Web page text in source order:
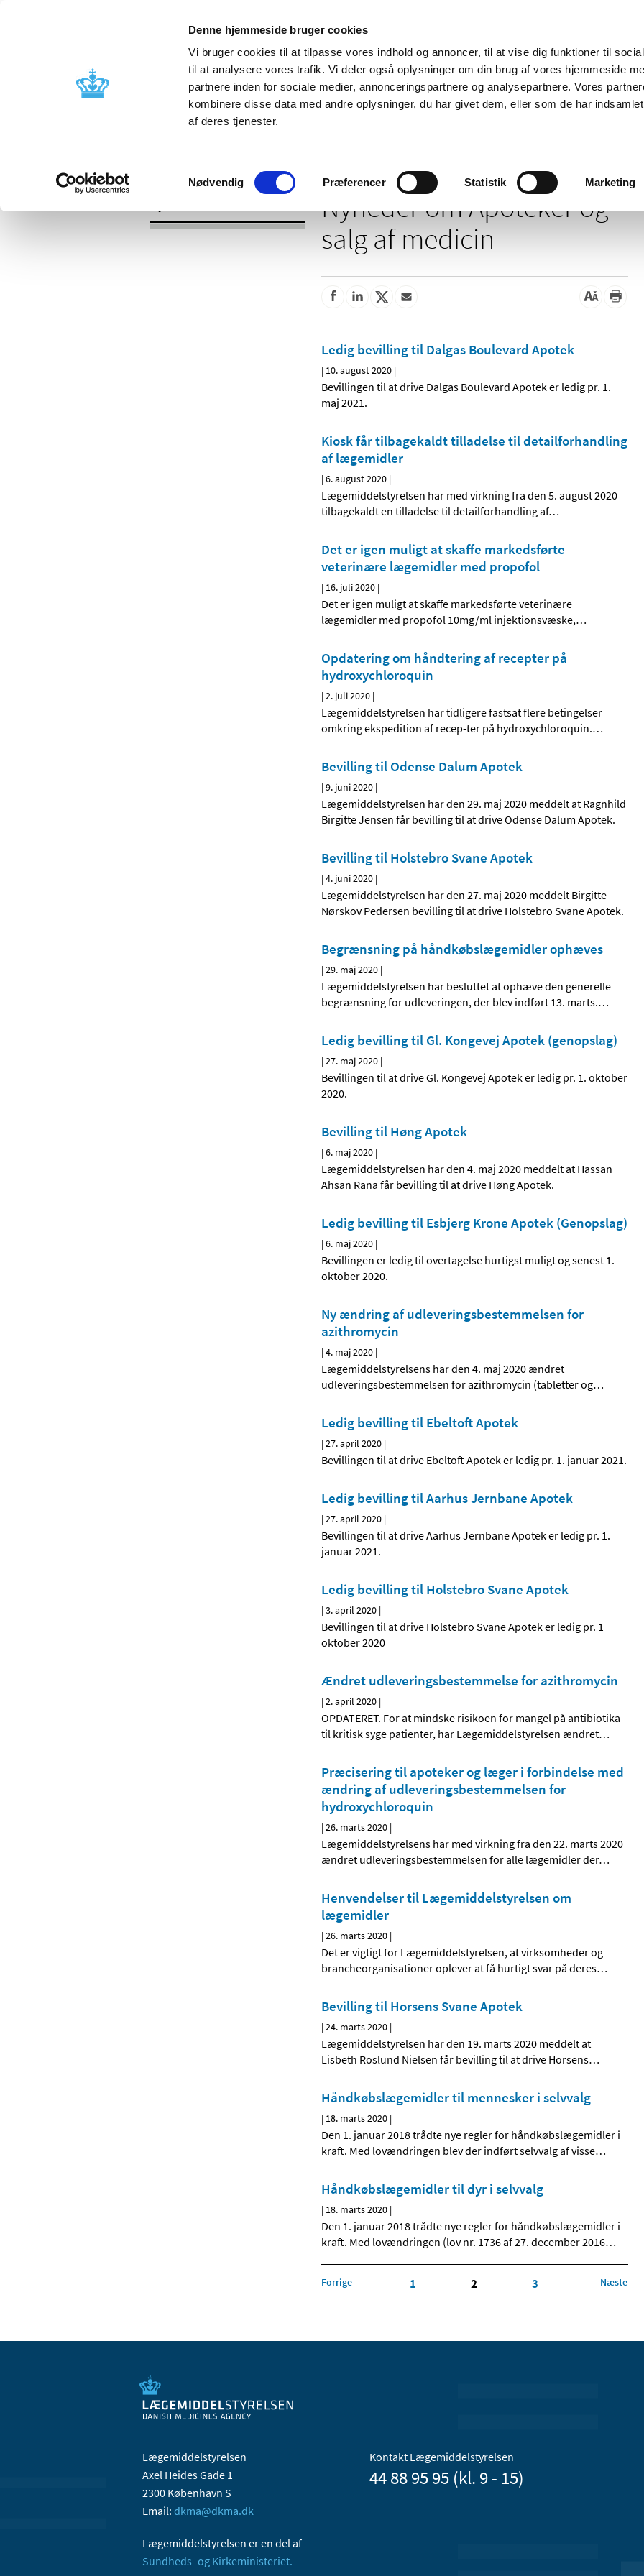
Denne hjemmeside bruger cookies
Vi bruger cookies til at tilpasse vores indhold og annoncer, til at vise dig funktioner til
til at analysere vores trafik. Vi deler også oplysninger om din brug af vores hjemmeside
partnere inden for sociale medier, annonceringspartnere og analysepartnere. Vores
kombinere disse data med andre oplysninger, du har givet dem, eller som de har
af deres tjenester.
Samtykkevalg
Nødvendig Præferencer Statistik Marketing
Nyheder Om os Kontakt
Godkendelse og
Bivirkninger og
produktinformation
Tilskud og
Apoteker og salg af
Nyheder om Apoteker og
salg af medicin
Ledig bevilling til Dalgas Boulevard Apotek
| 10. august 2020 |
Bevillingen til at drive Dalgas Boulevard Apotek er ledig pr. 1.
maj 2021.
Kiosk får tilbagekaldt tilladelse til detailforhandling
af lægemidler
|6. august 2020 |
Lægemiddelstyrelsen har med virkning fra den 5. august 2020
tilbagekaldt en tilladelse til detailforhandling af…
Det er igen muligt at skaffe markedsførte
veterinære lægemidler med propofol
| 16. juli 2020 |
Det er igen muligt at skaffe markedsførte veterinære
lægemidler med propofol 10mg/ml injektionsvæske,…
Opdatering om håndtering af recepter på
hydroxychloroquin
|2. juli 2020 |
Lægemiddelstyrelsen har tidligere fastsat flere betingelser
omkring ekspedition af recep-ter på hydroxychloroquin.…
Bevilling til Odense Dalum Apotek
|9. juni 2020 |
Lægemiddelstyrelsen har den 29. maj 2020 meddelt at Ragnhild
Birgitte Jensen får bevilling til at drive Odense Dalum Apotek.
Bevilling til Holstebro Svane Apotek
|4. juni 2020 |
Lægemiddelstyrelsen har den 27. maj 2020 meddelt Birgitte
Nørskov Pedersen bevilling til at drive Holstebro Svane Apotek.
Begrænsning på håndkøbslægemidler ophæves
|29. maj 2020 |
Lægemiddelstyrelsen har besluttet at ophæve den generelle
begrænsning for udleveringen, der blev indført 13. marts.…
Ledig bevilling til Gl. Kongevej Apotek (genopslag)
|27. maj 2020 |
Bevillingen til at drive Gl. Kongevej Apotek er ledig pr. 1. oktober
2020.
Bevilling til Høng Apotek
|6. maj 2020 |
Lægemiddelstyrelsen har den 4. maj 2020 meddelt at Hassan
Ahsan Rana får bevilling til at drive Høng Apotek.
Ledig bevilling til Esbjerg Krone Apotek (Genopslag)
|6. maj 2020 |
Bevillingen er ledig til overtagelse hurtigst muligt og senest 1.
oktober 2020.
Ny ændring af udleveringsbestemmelsen for
azithromycin
|4. maj 2020 |
Lægemiddelstyrelsens har den 4. maj 2020 ændret
udleveringsbestemmelsen for azithromycin (tabletter og…
Ledig bevilling til Ebeltoft Apotek
|27. april 2020 |
Bevillingen til at drive Ebeltoft Apotek er ledig pr. 1. januar 2021.
Ledig bevilling til Aarhus Jernbane Apotek
|27. april 2020 |
Bevillingen til at drive Aarhus Jernbane Apotek er ledig pr. 1.
januar 2021.
Ledig bevilling til Holstebro Svane Apotek
|3. april 2020 |
Bevillingen til at drive Holstebro Svane Apotek er ledig pr. 1
oktober 2020
Ændret udleveringsbestemmelse for azithromycin
|2. april 2020 |
OPDATERET. For at mindske risikoen for mangel på antibiotika
til kritisk syge patienter, har Lægemiddelstyrelsen ændret…
Præcisering til apoteker og læger i forbindelse med
ændring af udleveringsbestemmelsen for
hydroxychloroquin
|26. marts 2020 |
Lægemiddelstyrelsens har med virkning fra den 22. marts 2020
ændret udleveringsbestemmelsen for alle lægemidler der…
Henvendelser til Lægemiddelstyrelsen om
lægemidler
|26. marts 2020 |
Det er vigtigt for Lægemiddelstyrelsen, at virksomheder og
brancheorganisationer oplever at få hurtigt svar på deres…
Bevilling til Horsens Svane Apotek
|24. marts 2020 |
Lægemiddelstyrelsen har den 19. marts 2020 meddelt at
Lisbeth Roslund Nielsen får bevilling til at drive Horsens…
Håndkøbslægemidler til mennesker i selvvalg
| 18. marts 2020 |
Den 1. januar 2018 trådte nye regler for håndkøbslægemidler i
kraft. Med lovændringen blev der indført selvvalg af visse…
Håndkøbslægemidler til dyr i selvvalg
| 18. marts 2020 |
Den 1. januar 2018 trådte nye regler for håndkøbslægemidler i
kraft. Med lovændringen (lov nr. 1736 af 27. december 2016…
Forrige 1 2 3 Næste
Lægemiddelstyrelsen
Axel Heides Gade 1
2300 København S
Email: dkma@dkma.dk
Lægemiddelstyrelsen er en del af
Sundheds- og Kirkeministeriet.
Kontakt Lægemiddelstyrelsen
44 88 95 95 (kl. 9 - 15)